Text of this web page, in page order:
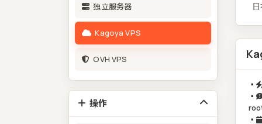
独立服务器
Kagoya VPS
OVH VPS
操作
▪️
▪️
▪️